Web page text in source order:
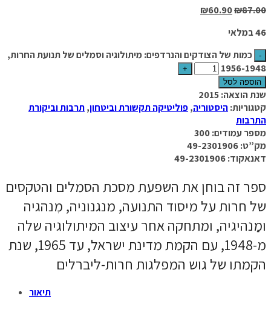
₪87.00
₪60.90
46 במלאי
כמות של הצודקים והנרדפים: מיתולוגיה וסמלים של תנועת החרות,
1956-1948
הוספה לסל
שנת הוצאה: 2015
קטגוריות:היסטוריה,פוליטיקה תקשורת וביטחון,תרבות וביקורת
התרבות
מספר עמודים: 300
מק”ט: 49-2301906
דאנאקוד: 49-2301906
ספר זה בוחן את השפעת מסכת הסמלים והטקסים
של חרות על מיסוד התנועה, מנגנוניה, מִנהגיה
ומַנהיגיה, ומתחקה אחר עיצוב המיתולוגיה שלה
מ-1948, עם הקמת מדינת ישראל, עד 1965, שנת
הקמתו של גוש המפלגות חרות-ליברלים
תיאור